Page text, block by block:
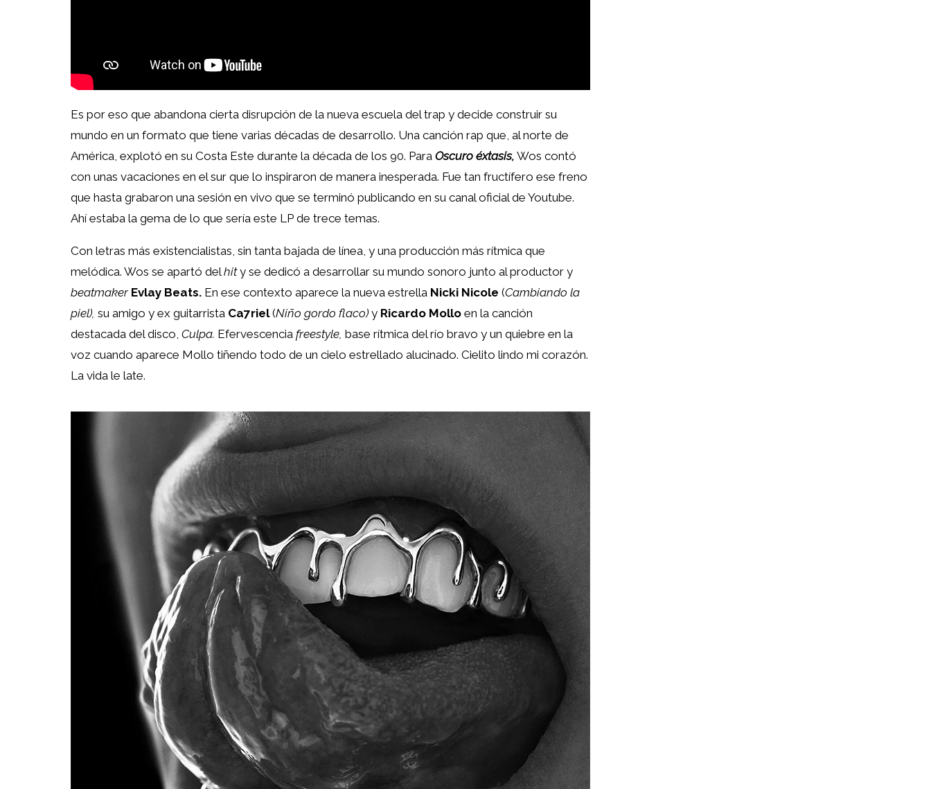
Es por eso que abandona cierta disrupción de la nueva escuela del trap y decide construir su
mundo en un formato que tiene varias décadas de desarrollo. Una canción rap que, al norte de
América, explotó en su Costa Este durante la década de los 90. Para Oscuro éxtasis, Wos contó
con unas vacaciones en el sur que lo inspiraron de manera inesperada. Fue tan fructífero ese freno
que hasta grabaron una sesión en vivo que se terminó publicando en su canal oficial de Youtube.
Ahí estaba la gema de lo que sería este LP de trece temas.
Con letras más existencialistas, sin tanta bajada de línea, y una producción más rítmica que
melódica. Wos se apartó delhity se dedicó a desarrollar su mundo sonoro junto al productor y
beatmaker Evlay Beats. En ese contexto aparece la nueva estrella Nicki Nicole (Cambiando la
piel), su amigo y ex guitarrista Ca7riel(Niño gordo flaco) y Ricardo Mollo en la canción
destacada del disco, Culpa. Efervescencia freestyle, base rítmica del río bravo y un quiebre en la
voz cuando aparece Mollo tiñendo todo de un cielo estrellado alucinado. Cielito lindo mi corazón.
La vida le late.